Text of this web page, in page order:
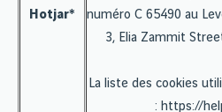
Hotjar*
numéro C 65490 au
3, Elia Zammit
La liste des cookies
: https://